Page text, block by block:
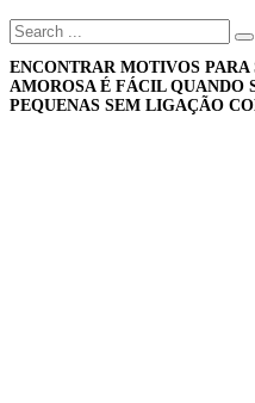
ENCONTRAR MOTIVOS
AMOROSA É FÁCIL QUANDO
PEQUENAS SEM LIGAÇÃO